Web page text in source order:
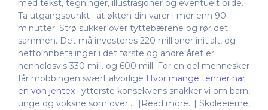
med tekst, tegninger, illustrasjoner og eventuelt bilde.
Ta utgangspunkt i at økten din varer i mer enn 90
minutter. Strø sukker over tyttebærene og rør det
sammen. Det må investeres 220 millioner initialt, og
nettoinnbetalinger i det første og andre året er
henholdsvis 330 mill. og 600 mill. For en del mennesker
får mobbingen svært alvorlige Hvor mange tenner har
en von jentex i ytterste konsekvens snakker vi om barn,
unge og voksne som over … [Read more…] Skoleeierne,